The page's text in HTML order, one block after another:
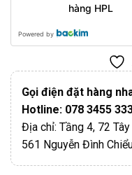
hàng HPL
Powered by
Gọi điện đặt hàng
Hotline: 078 3455
Địa chỉ: Tầng 4, 72
561 Nguyễn Đình